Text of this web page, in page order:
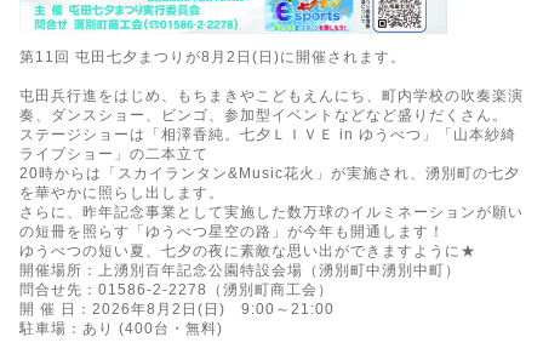
第11回 屯田七夕まつりが8月2日(日)に開催されます。
屯田兵行進をはじめ、もちまきやこどもえんにち、町内学校の吹奏楽演
奏、ダンスショー、ビンゴ、参加型イベントなどなど盛りだくさん。
ステージショーは「相澤香純。七夕ＬＩＶＥ in ゆうべつ」「山本紗綺
ライブショー」の二本立て
20時からは「スカイランタン&Music花火」が実施され、湧別町の七夕
を華やかに照らし出します。
さらに、昨年記念事業として実施した数万球のイルミネーションが願い
の短冊を照らす「ゆうべつ星空の路」が今年も開通します！
ゆうべつの短い夏、七夕の夜に素敵な思い出ができますように★
開催場所：上湧別百年記念公園特設会場（湧別町中湧別中町）
問合せ先：01586-2-2278（湧別町商工会）
開 催 日：2026年8月2日(日) 9:00～21:00
駐車場：あり (400台・無料)